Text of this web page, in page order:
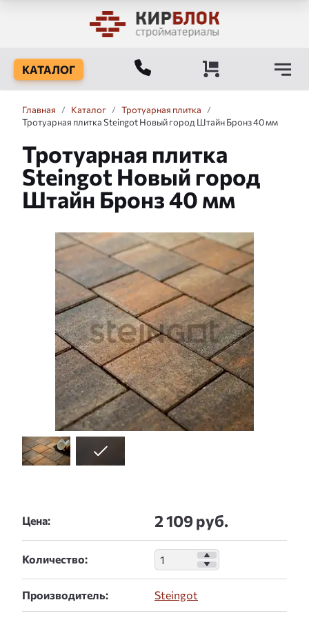
КАТАЛОГ
Главная / Каталог / Тротуарная плитка
/
Тротуарная плитка Steingot Новый город Штайн Бронз 40 мм
Тротуарная плитка
Steingot Новый город
Штайн Бронз 40 мм
Слайдшоу
Цена: 2 109 руб.
Количество:
Производитель: Steingot